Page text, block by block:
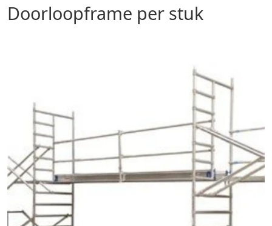
Doorloopframe per stuk